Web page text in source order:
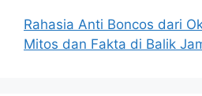
Rahasia Anti Boncos dari
Mitos dan Fakta di Balik